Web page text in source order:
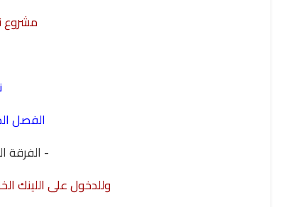
مشروع
الفصل
- الفرقة
وللدخول على اللينك